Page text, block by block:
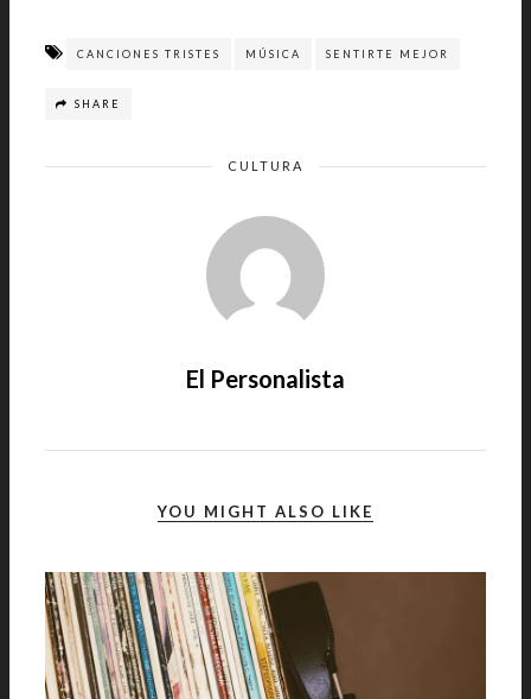
CANCIONES TRISTES MÚSICA SENTIRTE MEJOR
SHARE
CULTURA
El Personalista
YOU MIGHT ALSO LIKE